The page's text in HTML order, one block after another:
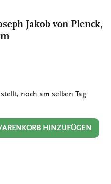
Jakob von Plenck,
noch am selben Tag
HINZUFÜGEN